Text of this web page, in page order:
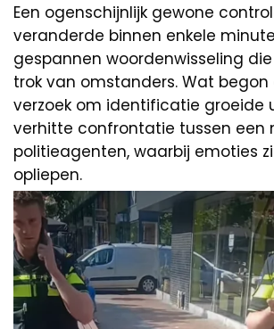
Een ogenschijnlijk gewone
veranderde binnen enkele
gespannen woordenwisseling
trok van omstanders. Wat begon
verzoek om identificatie groeide
verhitte confrontatie tussen een
politieagenten, waarbij emoties
opliepen.